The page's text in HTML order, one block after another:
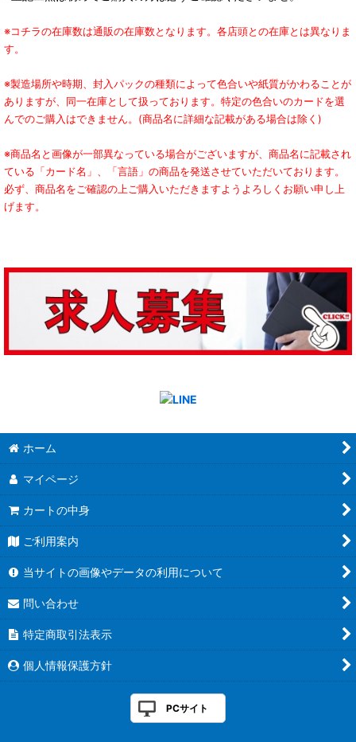
※コチラの在庫数は通販の在庫数となります。各店頭との在庫とは異なりま
す。
※製造場所や時期、封入パックの種類によって色合いや紙質がかわることが
ありますが、同一在庫として扱っております。特定の色合いのカードを選
んでのご購入はできません。(商品名に詳細な記載がある場合は除く)
※商品名と画像が一部異なっている場合がございますが、商品名に記載され
ている「カード名」、「言語」の商品を発送させていただいております。
必ず、商品名をご確認の上ご購入いただきますようよろしくお願い申し上
げます。
ホーム
マイページ
カートの中身
ご利用案内
当サイトの画像やデータの利用について
問い合わせ
特定商取引法表示
個人情報保護方針
PCサイト